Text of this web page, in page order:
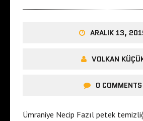
ARALIK 13,
VOLKAN
0 COMMENTS
Ümraniye Necip Fazıl petek